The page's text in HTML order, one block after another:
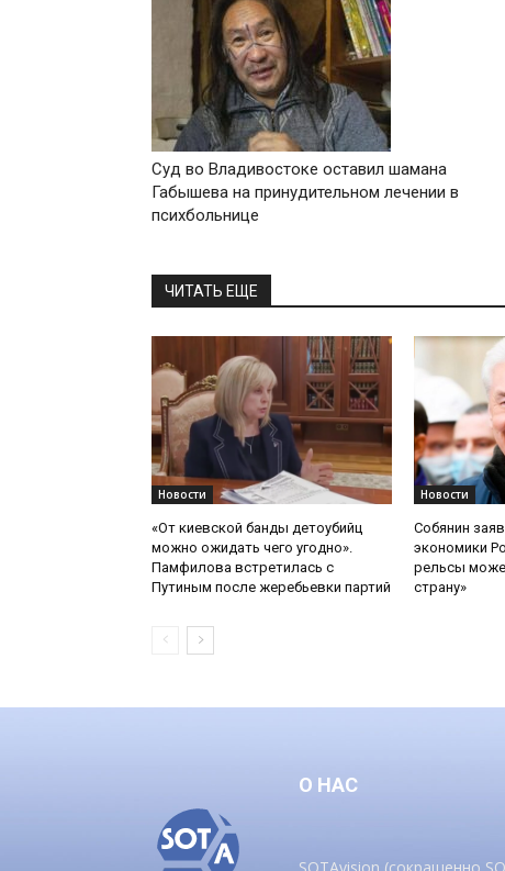
Суд во Владивостоке оставил шамана
Габышева на принудительном лечении в
психбольнице
ЧИТАТЬ ЕЩЕ
Новости
«От киевской банды детоубийц
можно ожидать чего угодно».
Памфилова встретилась с
Путиным после жеребьевки партий
Новости
Собянин
экономики
рельсы
страну»
О НАС